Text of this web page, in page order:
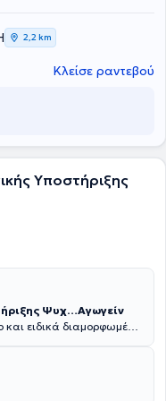
2,2 km
Κλείσε ραντεβού
Υποστήριξης
Ψυχ…Αγωγείν
και ειδικά διαμορφωμένο
Ειδική Συστημική